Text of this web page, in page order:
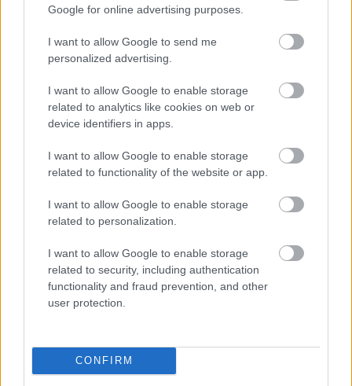
Google for online advertising purposes.
I want to allow Google to send me
personalized advertising.
I want to allow Google to enable storage
related to analytics like cookies on web or
device identifiers in apps.
I want to allow Google to enable storage
related to functionality of the website or app.
I want to allow Google to enable storage
related to personalization.
I want to allow Google to enable storage
related to security, including authentication
functionality and fraud prevention, and other
user protection.
CONFIRM